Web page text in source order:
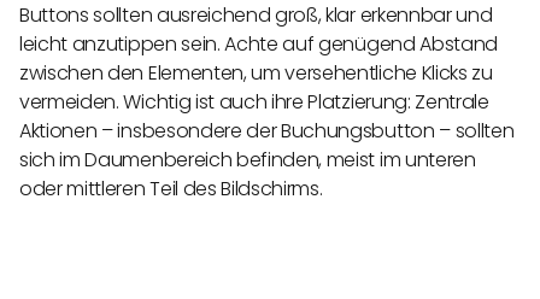
Buttons sollten ausreichend groß, klar erkennbar und
leicht anzutippen sein. Achte auf genügend Abstand
zwischen den Elementen, um versehentliche Klicks zu
vermeiden. Wichtig ist auch ihre Platzierung: Zentrale
Aktionen – insbesondere der Buchungsbutton – sollten
sich im Daumenbereich befinden, meist im unteren
oder mittleren Teil des Bildschirms.